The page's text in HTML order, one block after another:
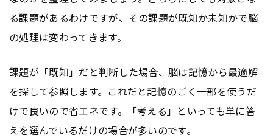
る課題があるわけですが、その課題が既知か未知かで脳
の処理は変わってきます。
課題が「既知」だと判断した場合、脳は記憶から最適解
を探して参照します。これだと記憶のごく一部を使うだ
けで良いので省エネです。「考える」といっても単に答
えを選んでいるだけの場合が多いのです。